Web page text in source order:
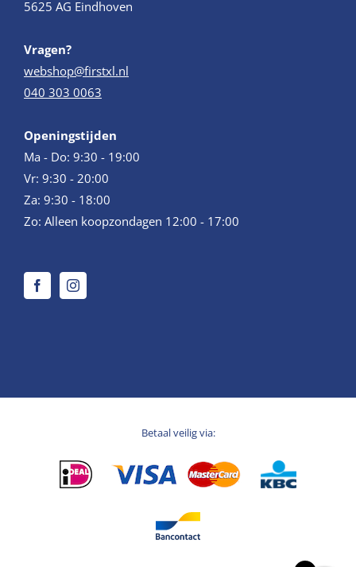
5625 AG Eindhoven
Vragen?
webshop@firstxl.nl
040 303 0063
Openingstijden
Ma - Do: 9:30 - 19:00
Vr: 9:30 - 20:00
Za: 9:30 - 18:00
Zo: Alleen koopzondagen 12:00 - 17:00
Betaal veilig via: